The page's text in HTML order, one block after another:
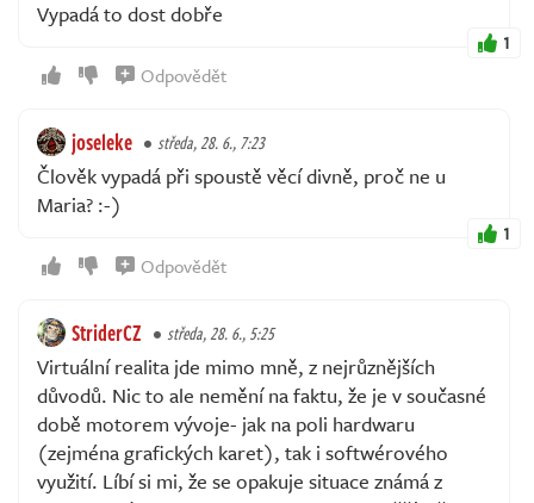
Vypadá to dost dobře
1
Odpovědět
joseleke středa, 28. 6., 7:23
Člověk vypadá při spoustě věcí divně, proč ne u
Maria? :-)
1
Odpovědět
StriderCZ středa, 28. 6., 5:25
Virtuální realita jde mimo mně, z nejrůznějších
důvodů. Nic to ale nemění na faktu, že je v současné
době motorem vývoje- jak na poli hardwaru
(zejména grafických karet), tak i softwérového
využití. Líbí si mi, že se opakuje situace známá z